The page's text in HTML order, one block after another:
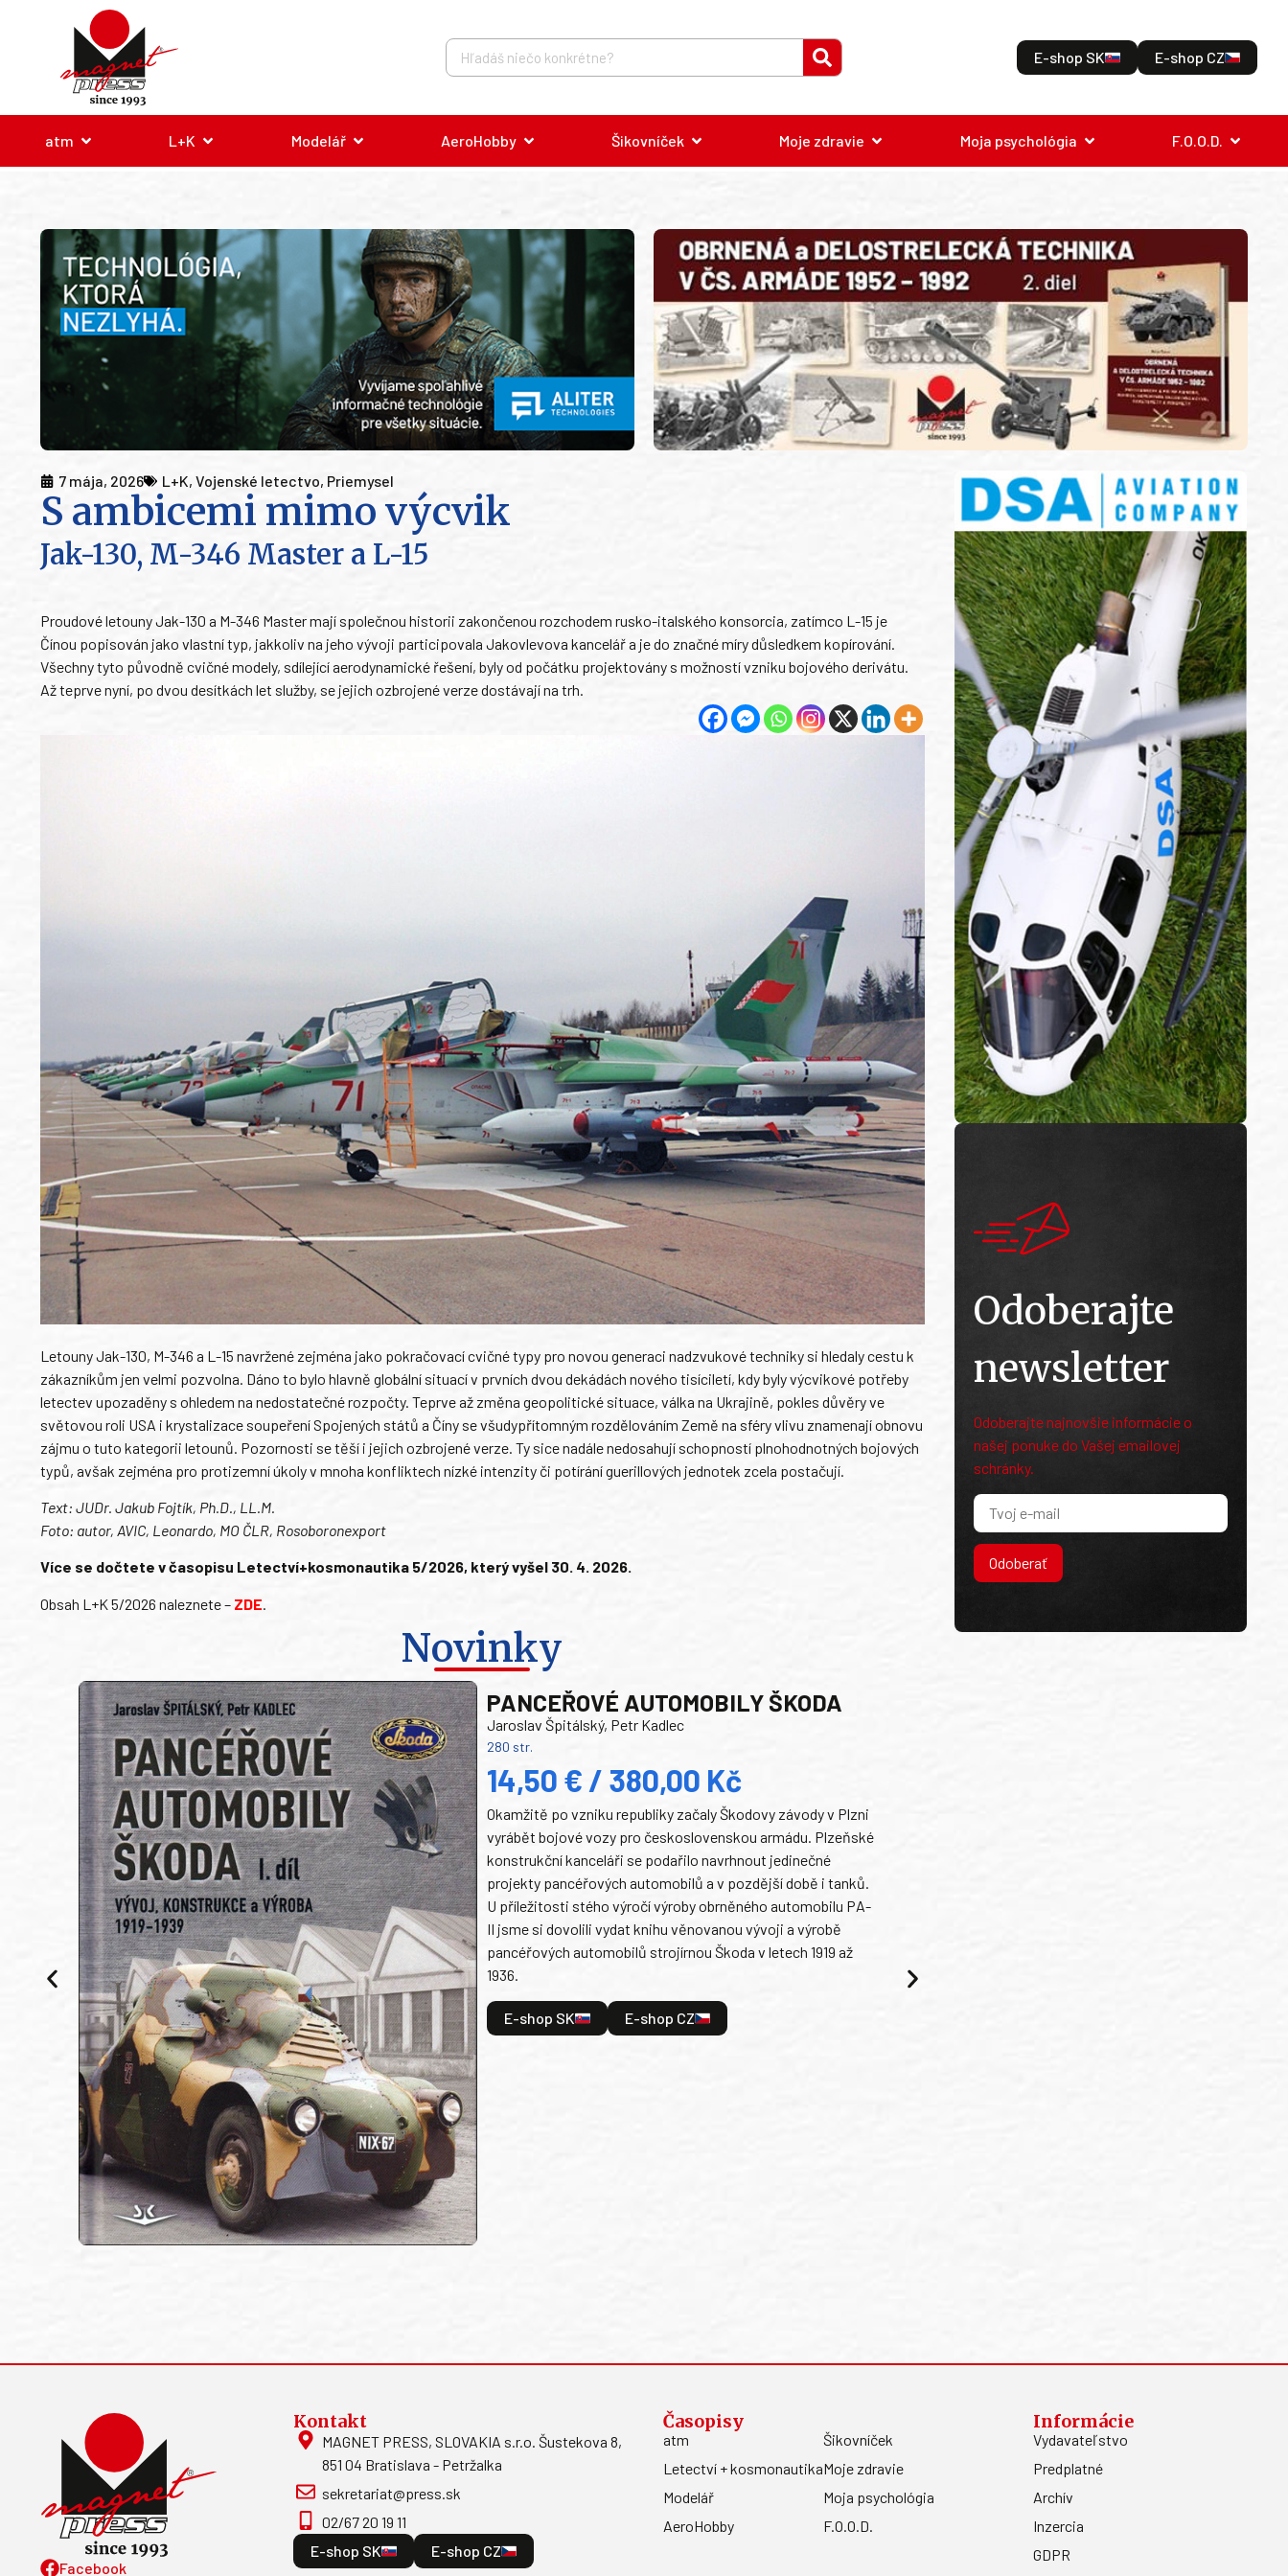
E-shop SK E-shop CZ
atm L+K Modelář AeroHobby Šikovníček Moje zdravie Moja psychológia F.O.O.D.
7 mája, 2026 L+K, Vojenské letectvo, Priemysel
S ambicemi mimo výcvik
Jak-130, M-346 Master a L-15
Proudové letouny Jak-130 a M-346 Master mají společnou historii zakončenou rozchodem rusko-italského konsorcia, zatímco L-15 je
Čínou popisován jako vlastní typ, jakkoliv na jeho vývoji participovala Jakovlevova kancelář a je do značné míry důsledkem kopírování.
Všechny tyto původně cvičné modely, sdílející aerodynamické řešení, byly od počátku projektovány s možností vzniku bojového derivátu.
Až teprve nyní, po dvou desítkách let služby, se jejich ozbrojené verze dostávají na trh.
Letouny Jak-130, M-346 a L-15 navržené zejména jako pokračovací cvičné typy pro novou generaci nadzvukové techniky si hledaly cestu k
zákazníkům jen velmi pozvolna. Dáno to bylo hlavně globální situací v prvních dvou dekádách nového tisíciletí, kdy byly výcvikové potřeby
letectev upozaděny s ohledem na nedostatečné rozpočty. Teprve až změna geopolitické situace, válka na Ukrajině, pokles důvěry ve
světovou roli USA i krystalizace soupeření Spojených států a Číny se všudypřítomným rozdělováním Země na sféry vlivu znamenají obnovu
zájmu o tuto kategorii letounů. Pozornosti se těší i jejich ozbrojené verze. Ty sice nadále nedosahují schopností plnohodnotných bojových
typů, avšak zejména pro protizemní úkoly v mnoha konfliktech nízké intenzity či potírání guerillových jednotek zcela postačují.
Text: JUDr. Jakub Fojtík, Ph.D., LL.M.
Foto: autor, AVIC, Leonardo, MO ČLR, Rosoboronexport
Více se dočtete v časopisu Letectví+kosmonautika 5/2026, který vyšel 30. 4. 2026.
Obsah L+K 5/2026 naleznete – ZDE
Novinky
PANCEŘOVÉ AUTOMOBILY ŠKODA
Jaroslav Špitálský, Petr Kadlec
280 str.
14,50 € / 380,00 Kč
Okamžitě po vzniku republiky začaly Škodovy závody v Plzni
vyrábět bojové vozy pro československou armádu. Plzeňské
konstrukční kanceláři se podařilo navrhnout jedinečné
projekty pancéřových automobilů a v pozdější době i tanků.
U příležitosti stého výročí výroby obrněného automobilu PA-
II jsme si dovolili vydat knihu věnovanou vývoji a výrobě
pancéřových automobilů strojírnou Škoda v letech 1919 až
1936.
E-shop SK E-shop CZ
Odoberajte
newsletter
Odoberajte najnovšie informácie o
našej ponuke do Vašej emailovej
schránky.
Odoberať
Facebook
Kontakt
MAGNET PRESS, SLOVAKIA s.r.o. Šustekova 8,
851 04 Bratislava - Petržalka
sekretariat@press.sk
02/67 20 19 11
E-shop SK
E-shop CZ
Časopisy
atm
Letectví + kosmonautika
Modelář
AeroHobby
Šikovníček
Moje zdravie
Moja psychológia
F.O.O.D.
Informácie
Vydavateľstvo
Predplatné
Archív
Inzercia
GDPR